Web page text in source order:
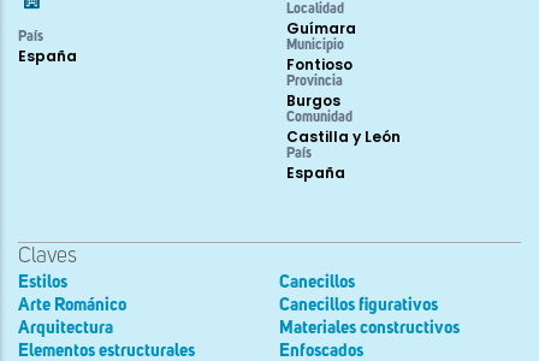
País
España
Localidad
Guímara
Municipio
Fontioso
Provincia
Burgos
Comunidad
Castilla y León
País
España
Claves
Estilos
Arte Románico
Arquitectura
Elementos estructurales
Canecillos
Canecillos figurativos
Materiales constructivos
Enfoscados